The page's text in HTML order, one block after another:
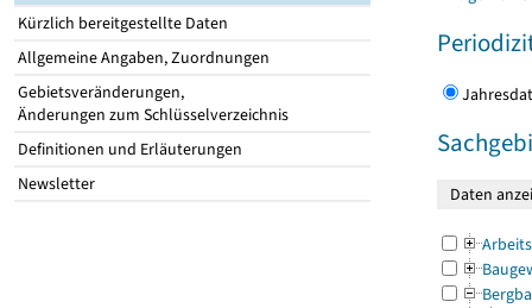
Kürzlich bereitgestellte Daten
Allgemeine Angaben, Zuordnungen
Gebietsveränderungen,
Änderungen zum Schlüsselverzeichnis
Definitionen und Erläuterungen
Newsletter